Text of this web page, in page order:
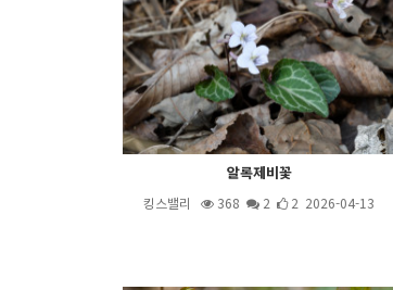
알록제비꽃
킹스밸리 368 2 2 2026-04-13